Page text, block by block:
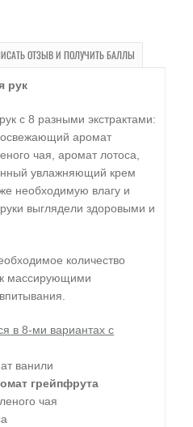
ОТЗЫВ И ПОЛУЧИТЬ БАЛЛЫ
рук
с 8 разными экстрактами:
аромат
чая, аромат лотоса,
увлажняющий крем
необходимую влагу и
выглядели здоровыми и
количество
массирующими
в 8-ми вариантах с
ванили
грейпфрута
чая